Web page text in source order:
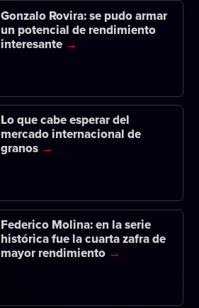
Gonzalo Rovira: se pudo armar
un potencial de rendimiento
interesante
Lo que cabe esperar del
mercado internacional de
granos
Federico Molina: en la serie
histórica fue la cuarta zafra de
mayor rendimiento